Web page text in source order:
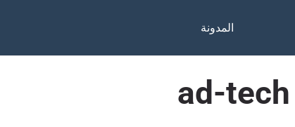
المدونة
ad-tech